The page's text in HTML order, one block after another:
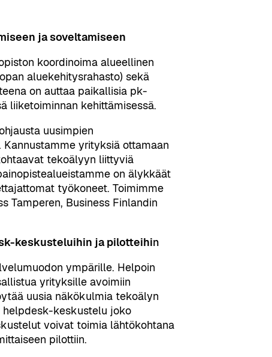
ja soveltamiseen
koordinoima alueellinen
aluekehitysrahasto) sekä
on auttaa paikallisia pk-
liiketoiminnan kehittämisessä.
uusimpien
yrityksiä ottamaan
tekoälyyn liittyviä
on älykkäät
työkoneet. Toimimme
Tamperen, Business Finlandin
keskusteluihin ja pilotteihin
ympärille. Helpoin
yrityksille avoimiin
uusia näkökulmia tekoälyn
helpdesk-keskustelu joko
voivat toimia lähtökohtana
pilottiin.